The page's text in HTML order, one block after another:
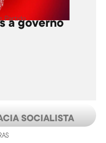
,Partido
a governo
SOCIALISTA